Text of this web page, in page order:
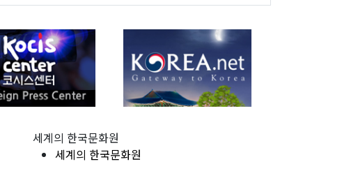
세계의 한국문화원
세계의 한국문화원